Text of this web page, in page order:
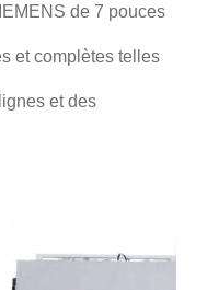
de 7 pouces
et complètes telles
et des